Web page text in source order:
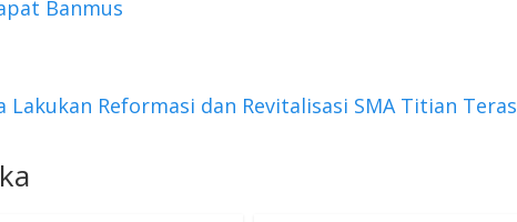
Banmus
Lakukan Reformasi dan Revitalisasi SMA Titian Teras